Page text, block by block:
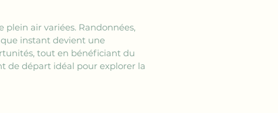
air variées. Randonnées,
instant devient une
tout en bénéficiant du
de départ idéal pour explorer la